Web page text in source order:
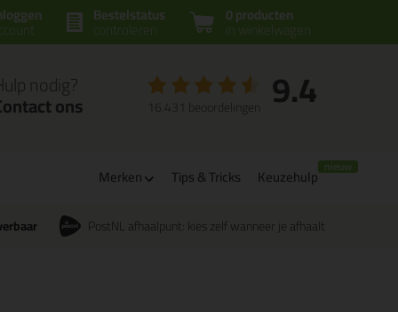
0 producten
in winkelwagen
Bestelstatus
controleren
nodig?
ons 9.4
16.431 beoordelingen
Merken Tips & Tricks Keuzehulp
PostNL afhaalpunt: kies zelf wanneer je afhaalt